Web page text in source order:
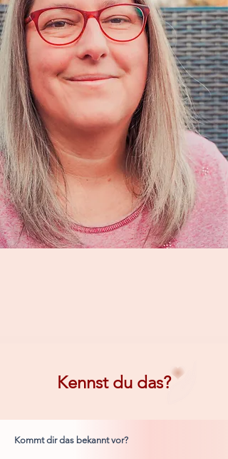
Kennst du das?
Kommt dir das bekannt vor?